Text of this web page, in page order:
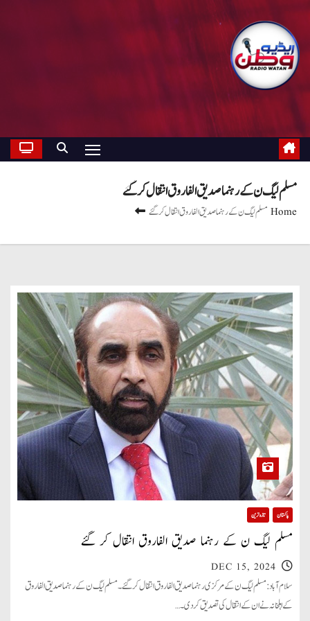
مسلم لیگ ن کے رہنما صدیق الفاروق انتقال کر گئے
Homeمسلم لیگ ن کے رہنما صدیق الفاروق انتقال کر گئے
پاکستان تازہ ترین
مسلم لیگ ن کے رہنما صدیق الفاروق انتقال کر گئے
DEC 15, 2024
سلام آباد: مسلم لیگ ن کے مرکزی رہنما صدیق الفاروق انتقال کر گئے۔ مسلم لیگ ن کے رہنما صدیق الفاروق
کے اہلخانہ نے ان کے انتقال کی تصدیق کر دی۔…